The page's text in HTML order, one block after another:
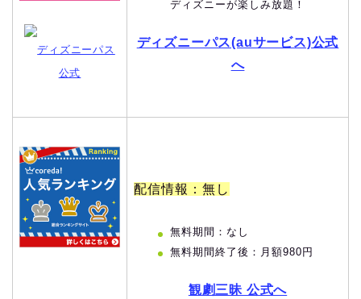
ディズニーパス
公式
ディズニーが楽しみ放題！
ディズニーパス(auサービス)公式
へ
配信情報：無し
無料期間：なし
無料期間終了後：月額980円
観劇三昧 公式へ